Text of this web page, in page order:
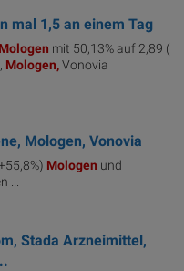
mal 1,5 an einem Tag
Mologen mit 50,13% auf 2,89 (
Mologen,Vonovia
Mologen, Vonovia
Mologen und
...
Stada Arzneimittel,